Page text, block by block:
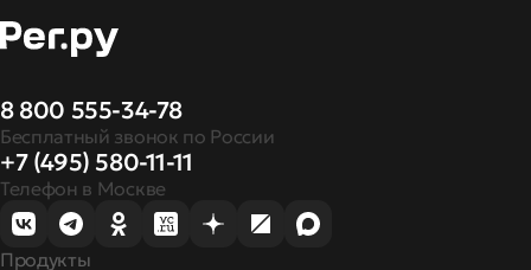
8 800 555-34-78
Бесплатный звонок по России
+7 (495) 580-11-11
Телефон в Москве
Продукты